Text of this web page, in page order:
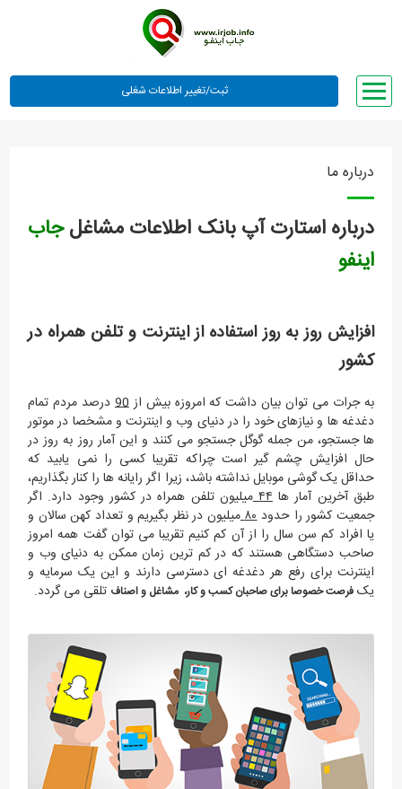
لیست مشاغل
وبلاگ
معرفی ما
تعرفه ها
ورود یا عضویت
درباره ما
درباره استارت آپ بانک اطلاعات مشاغلجاب
اینفو
افزایش روز به روز استفاده از اینترنت و تلفن همراه در
کشور
به جرات می توان بیان داشت که امروزه بیش از90 درصد مردم تمام
دغدغه ها و نیازهای خود را در دنیای وب و اینترنت و مشخصا در موتور
ها جستجو، من جمله گوگل جستجو می کنند و این آمار روز به روز در
حال افزایش چشم گیر است چراکه تقریبا کسی را نمی یابید که
حداقل یک گوشی موبایل نداشته باشد، زیرا اگر رایانه ها را کنار بگذاریم،
طبق آخرین آمار ها۴۴ میلیون تلفن همراه در کشور وجود دارد. اگر
جمعیت کشور را حدود۸۰میلیون در نظر بگیریم و تعداد کهن سالان و
یا افراد کم سن سال را از آن کم کنیم تقریبا می توان گفت همه امروز
صاحب دستگاهی هستند که در کم ترین زمان ممکن به دنیای وب و
اینترنت برای رفع هر دغدغه ای دسترسی دارند و این یک سرمایه و
یکفرصت خصوصا برای صاحبان کسب و کار، مشاغل و اصناف تلقی می گردد.